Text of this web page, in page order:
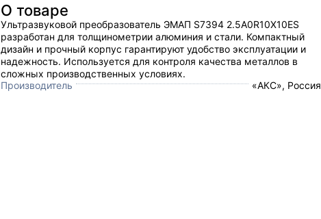
О товаре
Ультразвуковой преобразователь ЭMAП S7394 2.5A0R10X10ES
разработан для толщинометрии алюминия и стали. Компактный
дизайн и прочный корпус гарантируют удобство эксплуатации и
надежность. Используется для контроля качества металлов в
сложных производственных условиях.
Производитель
«АКС», Россия